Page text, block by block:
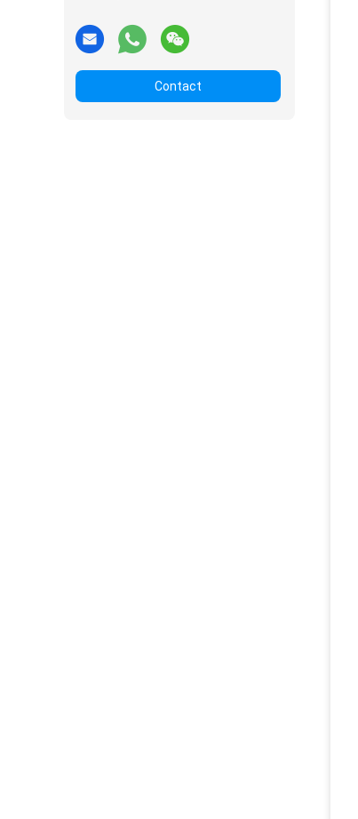
Contact